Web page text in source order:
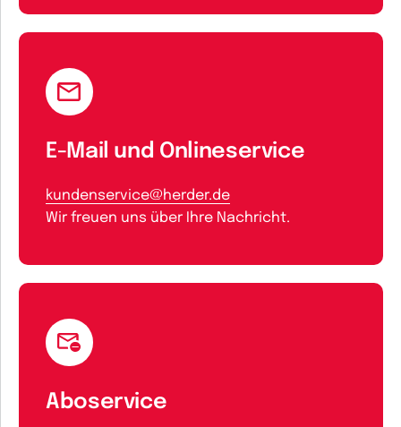
E-Mail und Onlineservice
kundenservice@herder.de
Wir freuen uns über Ihre Nachricht.
Aboservice